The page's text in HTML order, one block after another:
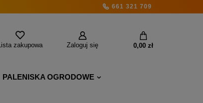
661 321 709
Zaloguj się
zakupowa 0,00 zł
PALENISKA OGRODOWE